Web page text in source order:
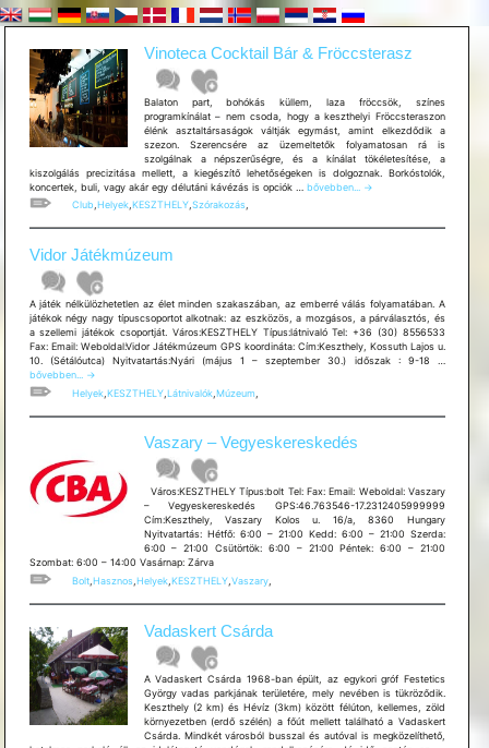
Vinoteca Cocktail Bár & Fröccsterasz
Balaton part, bohókás küllem, laza fröccsök, színes
programkínálat – nem csoda, hogy a keszthelyi Fröccsteraszon
élénk asztaltársaságok váltják egymást, amint elkezdődik a
szezon. Szerencsére az üzemeltetők folyamatosan rá is
szolgálnak a népszerűségre, és a kínálat tökéletesítése, a
kiszolgálás precizitása mellett, a kiegészítő lehetőségeken is dolgoznak. Borkóstolók,
koncertek, buli, vagy akár egy délutáni kávézás is opciók … Vinoteca
&
bővebben...
→
Club,Helyek,KESZTHELY,Szórakozás,
Vidor Játékmúzeum
A játék nélkülözhetetlen az élet minden szakaszában, az emberré válás folyamatában. A
játékok négy nagy típuscsoportot alkotnak: az eszközös, a mozgásos, a párválasztós, és
a szellemi játékok csoportját. Város:KESZTHELY Típus:látnivaló Tel: +36 (30) 8556533
Fax: Email: Weboldal:Vidor Játékmúzeum GPS koordináta: Cím:Keszthely, Kossuth Lajos u.
10. (Sétálóutca) Nyitvatartás:Nyári (május 1 – szeptember 30.) időszak : 9-18 …
bővebben...
→
Helyek, KESZTHELY, Látnivalók, Múzeum
Vaszary – Vegyeskereskedés
Város:KESZTHELY Típus:bolt Tel: Fax: Email: Weboldal: Vaszary
– Vegyeskereskedés GPS:46.763546-17.2312405999999
Cím:Keszthely, Vaszary Kolos u. 16/a, 8360 Hungary
Nyitvatartás: Hétfő: 6:00 – 21:00 Kedd: 6:00 – 21:00 Szerda:
6:00 – 21:00 Csütörtök: 6:00 – 21:00 Péntek: 6:00 – 21:00
Szombat: 6:00 – 14:00 Vasárnap: Zárva
Bolt, Hasznos, Helyek, KESZTHELY, Vaszary,
Vadaskert Csárda
A Vadaskert Csárda 1968-ban épült, az egykori gróf Festetics
György vadas parkjának területére, mely nevében is tükröződik.
Keszthely (2 km) és Hévíz (3km) között félúton, kellemes, zöld
környezetben (erdő szélén) a főút mellett található a Vadaskert
Csárda. Mindkét városból busszal és autóval is megközelíthető,